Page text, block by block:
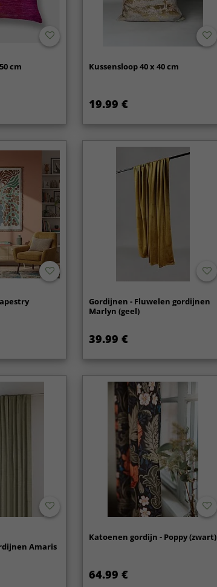
cm Kussensloop 40 x 40 cm
19.99 €
Gordijnen - Fluwelen gordijnen
Marlyn (geel)
39.99 €
Amaris
Katoenen gordijn - Poppy (zwart)
64.99 €